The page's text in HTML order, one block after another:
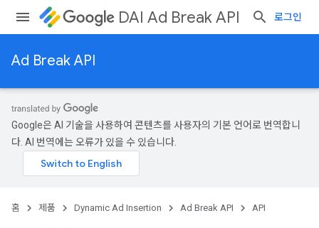
DAI Ad Break API 로그인
Ad Break API
Google은 AI 기술을 사용하여 콘텐츠를 사용자의 기본 언어로 번역합니
다. AI 번역에는 오류가 있을 수 있습니다.
홈 제품 Dynamic Ad Insertion Ad Break API API